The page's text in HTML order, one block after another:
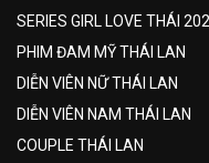
SERIES GIRL LOVE THÁI
PHIM ĐAM MỸ THÁI LAN
DIỄN VIÊN NỮ THÁI LAN
DIỄN VIÊN NAM THÁI LAN
COUPLE THÁI LAN